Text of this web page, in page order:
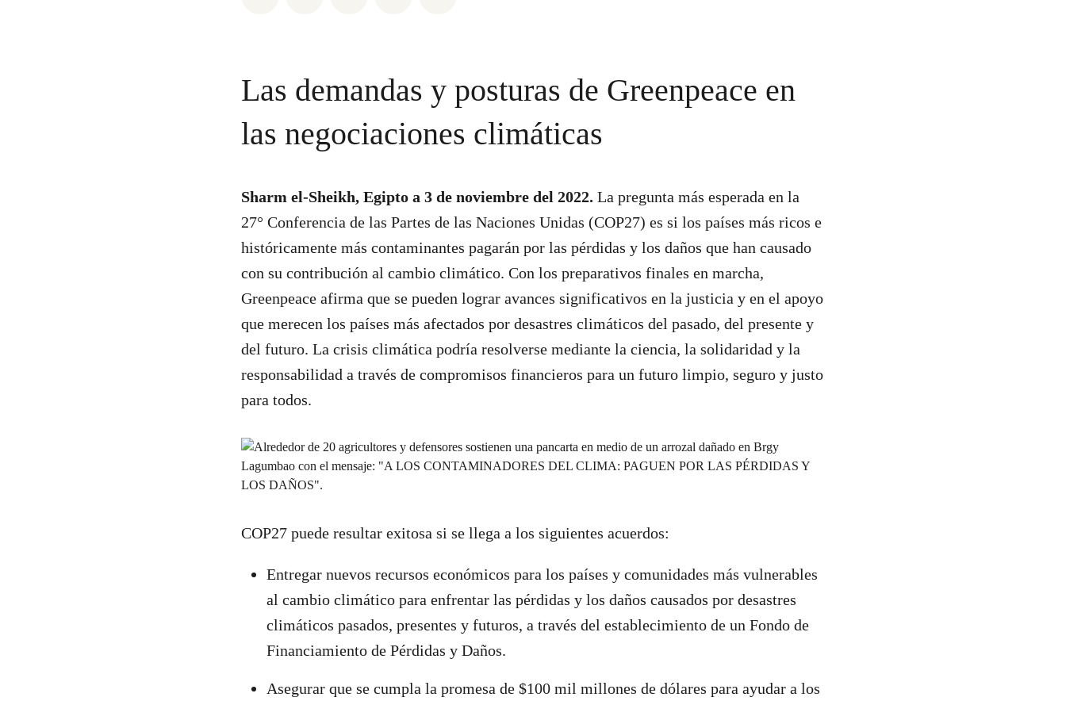
Las demandas y posturas de Greenpeace en
las negociaciones climáticas
Sharm el-Sheikh, Egipto a 3 de noviembre del 2022. La pregunta más esperada en la
27° Conferencia de las Partes de las Naciones Unidas (COP27) es si los países más ricos e
históricamente más contaminantes pagarán por las pérdidas y los daños que han causado
con su contribución al cambio climático. Con los preparativos finales en marcha,
Greenpeace afirma que se pueden lograr avances significativos en la justicia y en el apoyo
que merecen los países más afectados por desastres climáticos del pasado, del presente y
del futuro. La crisis climática podría resolverse mediante la ciencia, la solidaridad y la
responsabilidad a través de compromisos financieros para un futuro limpio, seguro y justo
para todos.
COP27 puede resultar exitosa si se llega a los siguientes acuerdos:
Entregar nuevos recursos económicos para los países y comunidades más vulnerables
al cambio climático para enfrentar las pérdidas y los daños causados por desastres
climáticos pasados, presentes y futuros, a través del establecimiento de un Fondo de
Financiamiento de Pérdidas y Daños.
Asegurar que se cumpla la promesa de $100 mil millones de dólares para ayudar a los